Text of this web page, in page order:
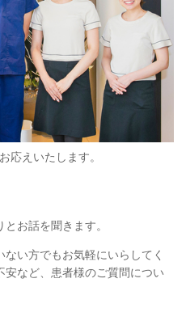
応えいたします。
お話を聞きます。
い方でもお気軽にいらしてく
など、患者様のご質問につい